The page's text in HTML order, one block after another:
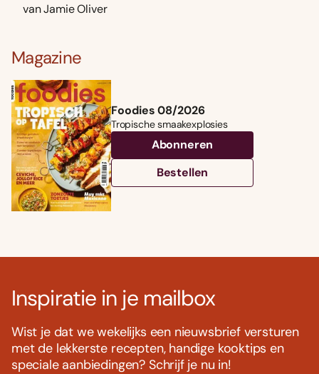
van Jamie Oliver
Magazine
Foodies 08/2026
Tropische smaakexplosies
Abonneren
Bestellen
Inspiratie in je mailbox
Wist je dat we wekelijks een nieuwsbrief versturen
met de lekkerste recepten, handige kooktips en
speciale aanbiedingen? Schrijf je nu in!